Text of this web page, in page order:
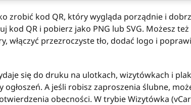
zrobić kod QR, który wygląda porządnie i
kod QR i pobierz jako PNG lub SVG. Możesz
włączyć przezroczyste tło, dodać logo i
się do druku na ulotkach, wizytówkach i
ogłoszeń. A jeśli robisz zaproszenia ślubne,
obecności. W trybie Wizytówka